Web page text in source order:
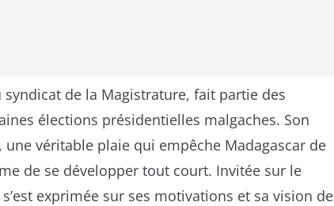
syndicat de la Magistrature, fait partie des
élections présidentielles malgaches. Son
véritable plaie qui empêche Madagascar de
de se développer tout court. Invitée sur le
exprimée sur ses motivations et sa vision de